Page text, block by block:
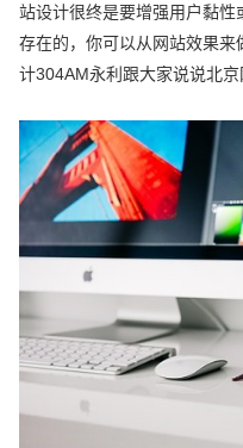
站设计很终是要增强用户黏
存在的，你可以从网站效果
计304AM永利跟大家说说北京